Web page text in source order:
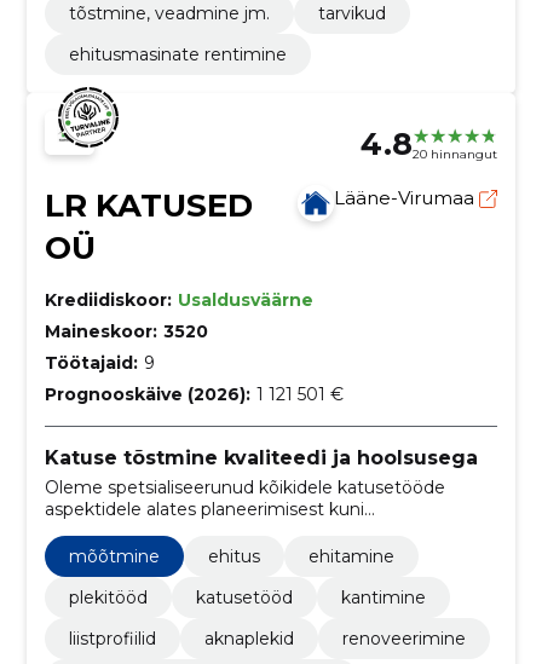
tõstmine, veadmine jm.
tarvikud
ehitusmasinate rentimine
4.820 hinnangut
LR KATUSED
OÜ
Lääne-Virumaa
Krediidiskoor: Usaldusväärne
Maineskoor: 3520
Töötajaid: 9
Prognooskäive (2026): 1 121 501 €
Katuse tõstmine kvaliteedi ja hoolsusega
Oleme spetsialiseerunud kõikidele katusetööde
aspektidele alates planeerimisest kuni
lõppviimistluseni. Pakume personaalseid teenuseid,
õiglasi hindu ja tööde õigeaegset teostamist.
mõõtmine ehitus
ehitamine
plekitööd
katusetööd
kantimine
liistprofiilid
aknaplekid renoveerimine